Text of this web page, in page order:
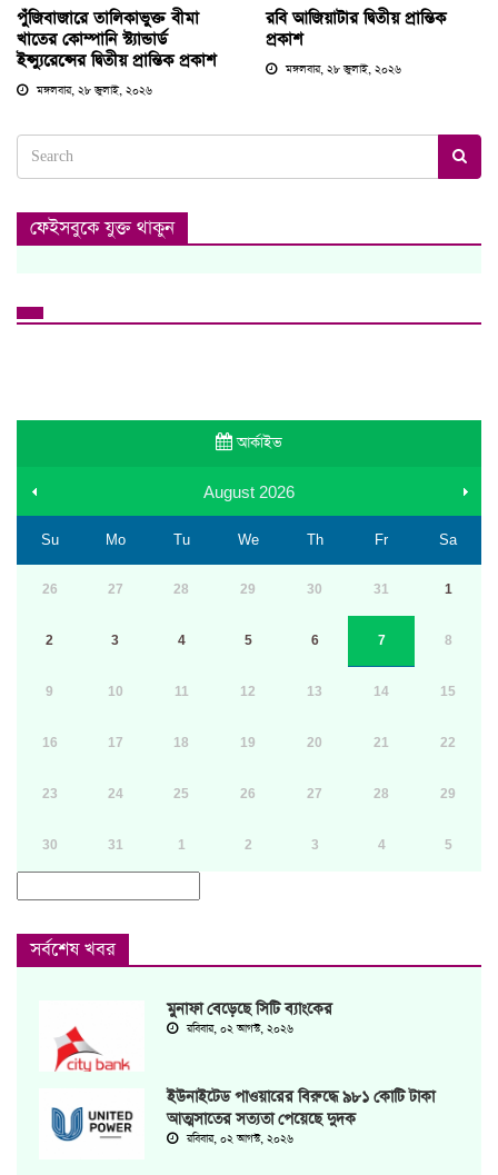
পুঁজিবাজারে তালিকাভুক্ত বীমা
খাতের কোম্পানি স্ট্যান্ডার্ড
ইন্স্যুরেন্সের দ্বিতীয় প্রান্তিক প্রকাশ
মঙ্গলবার, ২৮ জুলাই, ২০২৬
রবি আজিয়াটার দ্বিতীয় প্রান্তিক
প্রকাশ
মঙ্গলবার, ২৮ জুলাই, ২০২৬
ফেইসবুকে যুক্ত থাকুন
আর্কাইভ
August 2026
Su Mo Tu We Th Fr Sa
26 27 28 29 30 31 1
2 3 4 5 6 7 8
9 10 11 12 13 14 15
16 17 18 19 20 21 22
23 24 25 26 27 28 29
30 31 1 2 3 4 5
সর্বশেষ খবর
মুনাফা বেড়েছে সিটি ব্যাংকের
রবিবার, ০২ আগস্ট, ২০২৬
ইউনাইটেড পাওয়ারের বিরুদ্ধে ৯৮১ কোটি টাকা
আত্মসাতের সত্যতা পেয়েছে দুদক
রবিবার, ০২ আগস্ট, ২০২৬